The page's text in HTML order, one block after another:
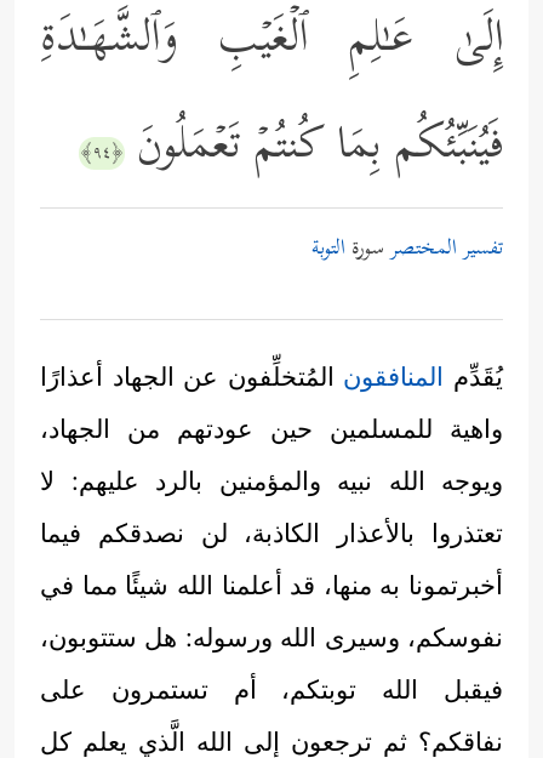
إِلَىٰ عَـٰلِمِ ٱلۡغَیۡبِ وَٱلشَّهَـٰدَةِ
فَیُنَبِّئُكُم بِمَا كُنتُمۡ تَعۡمَلُونَ ﴿٩٤﴾
تفسير المختصرسورة التوبة
يُقَدِّم المنافقون المُتخلِّفون عن الجهاد أعذارًا
واهية للمسلمين حين عودتهم من الجهاد،
ويوجه الله نبيه والمؤمنين بالرد عليهم: لا
تعتذروا بالأعذار الكاذبة، لن نصدقكم فيما
أخبرتمونا به منها، قد أعلمنا الله شيئًا مما في
نفوسكم، وسيرى الله ورسوله: هل ستتوبون،
فيقبل الله توبتكم، أم تستمرون على
نفاقكم؟ ثم ترجعون إلى الله الَّذي يعلم كل